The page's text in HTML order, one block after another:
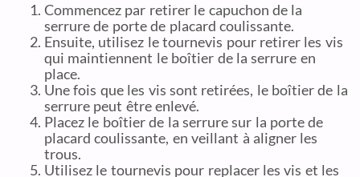
Commencez par retirer le capuchon de la
serrure de porte de placard coulissante.
Ensuite, utilisez le tournevis pour retirer les vis
qui maintiennent le boîtier de la serrure en
place.
Une fois que les vis sont retirées, le boîtier de la
serrure peut être enlevé.
Placez le boîtier de la serrure sur la porte de
placard coulissante, en veillant à aligner les
trous.
Utilisez le tournevis pour replacer les vis et les